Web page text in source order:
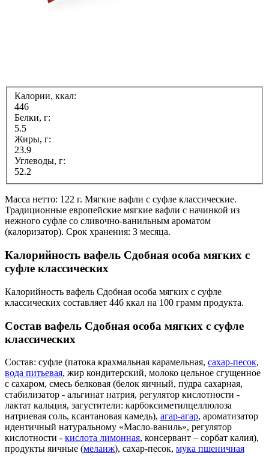
Калории, ккал:
446
Белки, г:
5.5
Жиры, г:
23.9
Углеводы, г:
52.2
Масса нетто: 122 г. Мягкие вафли с суфле классические.
Традиционные европейские мягкие вафли с начинкой из
нежного суфле со сливочно-ванильным ароматом
(калоризатор). Срок хранения: 3 месяца.
Калорийность вафель Сдобная особа мягких с
суфле классических
Калорийность вафель Сдобная особа мягких с суфле
классических составляет 446 ккал на 100 грамм продукта.
Состав вафель Сдобная особа мягких с суфле
классических
Состав: суфле (патока крахмальная карамельная, сахар-песок,
вода питьевая, жир кондитерский, молоко цельное сгущенное
с сахаром, смесь белковая (белок яичный, пудра сахарная,
стабилизатор - альгинат натрия, регулятор кислотности -
лактат кальция, загустители: карбоксиметилцеллюлоза
натриевая соль, ксантановая камедь), агар-агар, ароматизатор
идентичный натуральному «Масло-ваниль», регулятор
кислотности - кислота лимонная, консервант – сорбат калия),
продукты яичные (меланж), сахар-песок, мука пшеничная